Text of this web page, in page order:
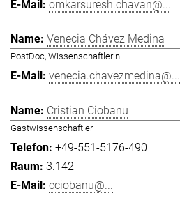
omkarsuresh.chavan@...
Venecia Chávez Medina
PostDoc, Wissenschaftlerin
venecia.chavezmedina@...
Cristian Ciobanu
Gastwissenschaftler
+49-551-5176-490
3.142
cciobanu@...